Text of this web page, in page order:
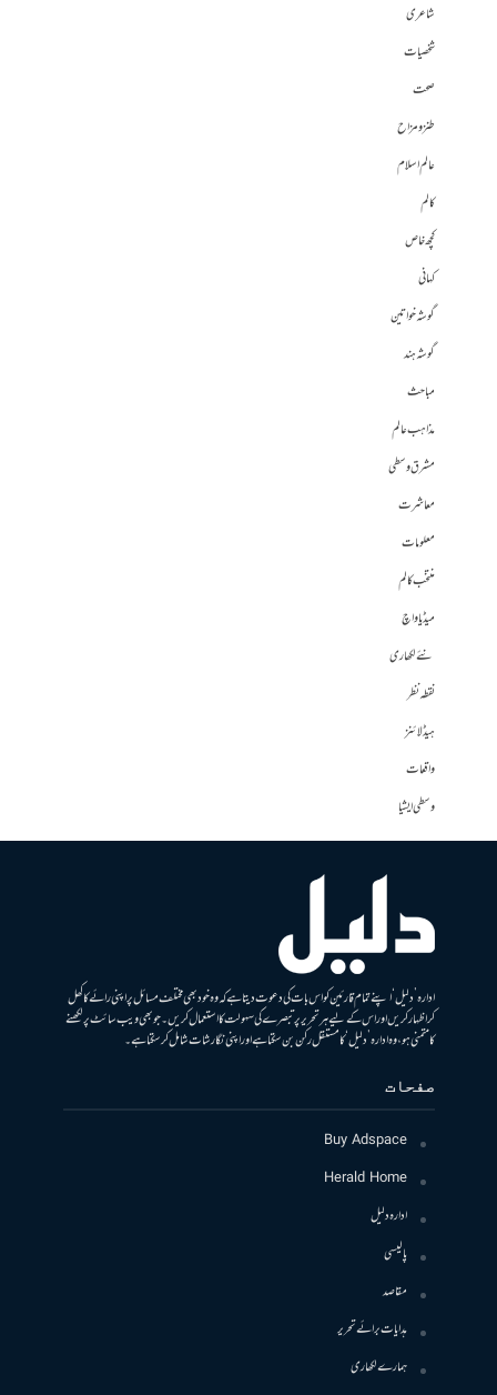
شاعری
شخصیات
صحت
طنز و مزاح
عالم اسلام
کالم
کچھ خاص
کہانی
گوشہ خواتین
گوشہ ہند
مباحث
مذاہب عالم
مشرق وسطی
معاشرت
معلومات
منتخب کالم
میڈیا واچ
نئے لکھاری
نقطہ نظر
ہیڈلائنز
واقعات
وسطی ایشیا
ادارہ ’دلیل‘ اپنے تمام قارئین کو اس بات کی دعوت دیتا ہے کہ وہ خود بھی مختلف مسائل پر اپنی رائے کا کھل
کر اظہار کریں اور اس کے لیے ہر تحریر پر تبصرے کی سہولت کا استعمال کریں۔ جو بھی ویب سائٹ پر لکھنے
کا متمنی ہو، وہ ادارہ ’دلیل‘ کا مستقل رکن بن سکتا ہے اور اپنی نگارشات شامل کرسکتا ہے۔
صفحات
Buy Adspace
Herald Home
ادارہ دلیل
پالیسی
مقاصد
ہدایات برائے تحریر
ہمارے لکھاری